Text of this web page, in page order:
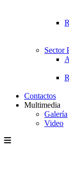
Sector
Contactos
Multimedia
Galería
Video